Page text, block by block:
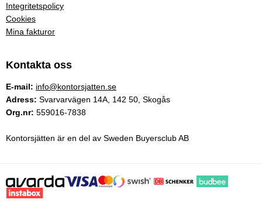
Integritetspolicy
Cookies
Mina fakturor
Kontakta oss
E-mail: info@kontorsjatten.se
Adress: Svarvarvägen 14A, 142 50, Skogås
Org.nr: 559016-7838
Kontorsjätten är en del av Sweden Buyersclub AB